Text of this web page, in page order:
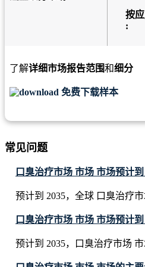
按应
:
了解详细市场报告范围和细分
免费下载样本
常见问题
口臭治疗市场 市场 市场预计到
预计到 2035，全球 口臭治疗
口臭治疗市场 市场 市场预计
预计到 2035，口臭治疗市场